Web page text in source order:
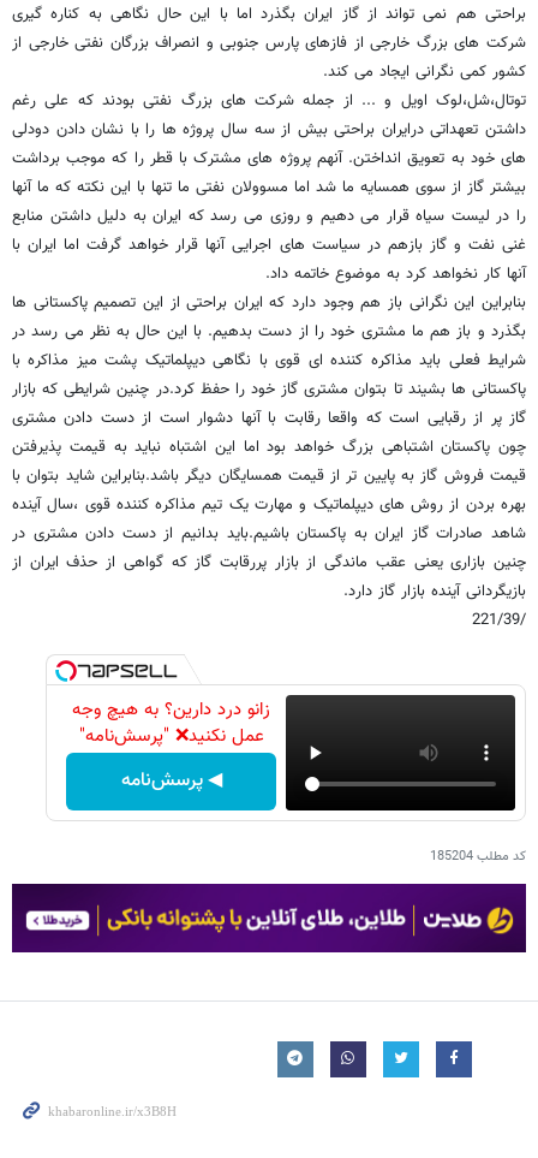
براحتی هم نمی تواند از گاز ایران بگذرد اما با این حال نگاهی به کناره گیری
شرکت های بزرگ خارجی از فازهای پارس جنوبی و انصراف بزرگان نفتی خارجی از
کشور کمی نگرانی ایجاد می کند.
توتال،شل،لوک اویل و ... از جمله شرکت های بزرگ نفتی بودند که علی رغم
داشتن تعهداتی درایران براحتی بیش از سه سال پروژه ها را با نشان دادن دودلی
های خود به تعویق انداختن. آنهم پروژه های مشترک با قطر را که موجب برداشت
بیشتر گاز از سوی همسایه ما شد اما مسوولان نفتی ما تنها با این نکته که ما آنها
را در لیست سیاه قرار می دهیم و روزی می رسد که ایران به دلیل داشتن منابع
غنی نفت و گاز بازهم در سیاست های اجرایی آنها قرار خواهد گرفت اما ایران با
آنها کار نخواهد کرد به موضوع خاتمه داد.
بنابراین این نگرانی باز هم وجود دارد که ایران براحتی از این تصمیم پاکستانی ها
بگذرد و باز هم ما مشتری خود را از دست بدهیم. با این حال به نظر می رسد در
شرایط فعلی باید مذاکره کننده ای قوی با نگاهی دیپلماتیک پشت میز مذاکره با
پاکستانی ها بشیند تا بتوان مشتری گاز خود را حفظ کرد.در چنین شرایطی که بازار
گاز پر از رقبایی است که واقعا رقابت با آنها دشوار است از دست دادن مشتری
چون پاکستان اشتباهی بزرگ خواهد بود اما این اشتباه نباید به قیمت پذیرفتن
قیمت فروش گاز به پایین تر از قیمت همسایگان دیگر باشد.بنابراین شاید بتوان با
بهره بردن از روش های دیپلماتیک و مهارت یک تیم مذاکره کننده قوی ،سال آینده
شاهد صادرات گاز ایران به پاکستان باشیم.باید بدانیم از دست دادن مشتری در
چنین بازاری یعنی عقب ماندگی از بازار پررقابت گاز که گواهی از حذف ایران از
بازیگردانی آینده بازار گاز دارد.
/221/39
زانو درد دارین؟ به هیچ وجه
عمل نکنید❌ "پرسش‌نامه"
◀ پرسش‌نامه
کد مطلب185204